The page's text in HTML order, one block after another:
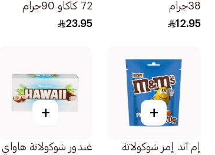
38جرام
12.95
72 كاكاو 90جرام
23.95
+
إم آند إمز شوكولاتة
+
غندور شوكولاتة هاواي